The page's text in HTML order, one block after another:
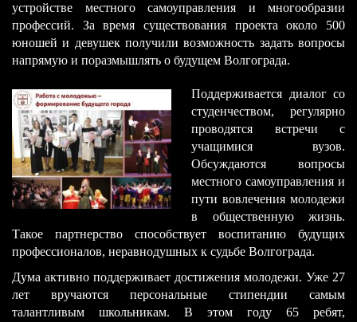
устройстве местного самоуправления и многообразии
профессий. За время существования проекта около 500
юношей и девушек получили возможность задать вопросы
напрямую и поразмышлять о будущем Волгограда.
Поддерживается диалог со
студенчеством, регулярно
проводятся встречи с
учащимися вузов.
Обсуждаются вопросы
местного самоуправления и
пути вовлечения молодежи
в общественную жизнь.
Такое партнерство способствует воспитанию будущих
профессионалов, неравнодушных к судьбе Волгограда.​
​Дума активно поддерживает достижения молодежи. Уже 27
лет вручаются персональные стипендии самым
талантливым школьникам. В этом году 65 ребят,